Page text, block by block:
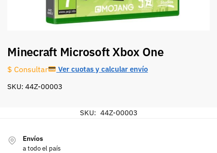
Minecraft Microsoft Xbox One
$ Consultar Ver cuotas y calcular envío
SKU: 44Z-00003
SKU: 44Z-00003
Envíos
a todo el país